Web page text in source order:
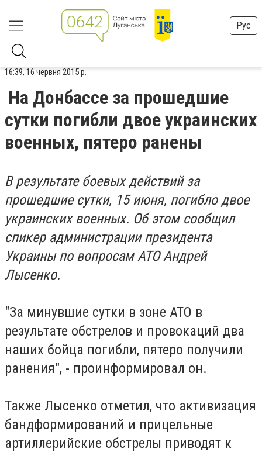
Рус
16:39, 16 червня 2015 р.
На Донбассе за прошедшие
сутки погибли двое украинских
военных, пятеро ранены
В результате боевых действий за
прошедшие сутки, 15 июня, погибло двое
украинских военных. Об этом сообщил
спикер администрации президента
Украины по вопросам АТО Андрей
Лысенко.
"За минувшие сутки в зоне АТО в
результате обстрелов и провокаций два
наших бойца погибли, пятеро получили
ранения", - проинформировал он.
Также Лысенко отметил, что активизация
бандформирований и прицельные
артиллерийские обстрелы приводят к